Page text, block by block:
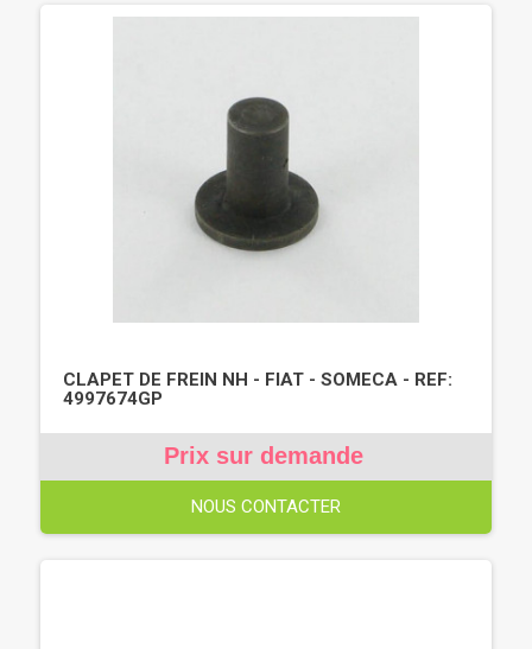
CLAPET DE FREIN NH - FIAT - SOMECA - REF:
4997674GP
Prix sur demande
NOUS CONTACTER